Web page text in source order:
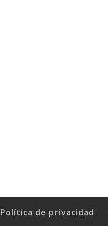
Política de privacidad